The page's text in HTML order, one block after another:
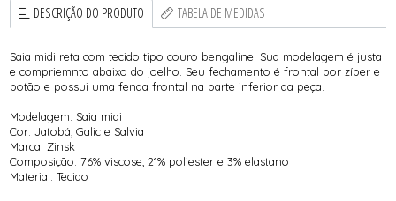
DESCRIÇÃO DO PRODUTO TABELA DE MEDIDAS
Saia midi reta com tecido tipo couro bengaline. Sua modelagem é justa
e compriemnto abaixo do joelho. Seu fechamento é frontal por zíper e
botão e possui uma fenda frontal na parte inferior da peça.
Modelagem: Saia midi
Cor: Jatobá, Galic e Salvia
Marca: Zinsk
Composição: 76% viscose, 21% poliester e 3% elastano
Material: Tecido